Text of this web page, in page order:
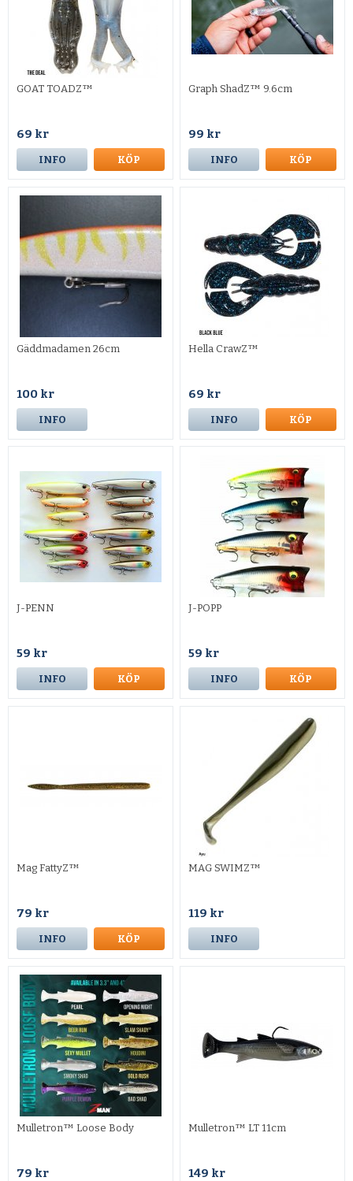
GOAT TOADZ™
69 kr
INFO KÖP
Graph ShadZ™ 9.6cm
99 kr
INFO KÖP
Gäddmadamen 26cm
100 kr
INFO
Hella CrawZ™
69 kr
INFO KÖP
J-PENN
59 kr
INFO KÖP
J-POPP
59 kr
INFO KÖP
Mag FattyZ™
79 kr
INFO KÖP
MAG SWIMZ™
119 kr
INFO
Mulletron™ Loose Body
79 kr
Mulletron™ LT 11cm
149 kr